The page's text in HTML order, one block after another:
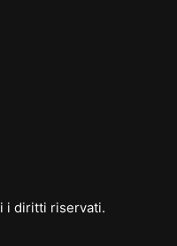
i diritti riservati.